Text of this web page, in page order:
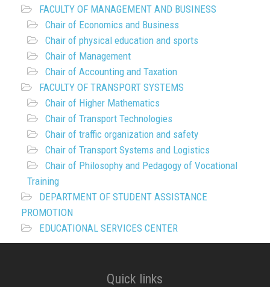
FACULTY OF MANAGEMENT AND BUSINESS
Chair of Economics and Business
Chair of physical education and sports
Chair of Management
Chair of Accounting and Taxation
FACULTY OF TRANSPORT SYSTEMS
Chair of Higher Mathematics
Chair of Transport Technologies
Chair of traffic organization and safety
Chair of Transport Systems and Logistics
Chair of Philosophy and Pedagogy of Vocational
Training
DEPARTMENT OF STUDENT ASSISTANCE
PROMOTION
EDUCATIONAL SERVICES CENTER
Quick links